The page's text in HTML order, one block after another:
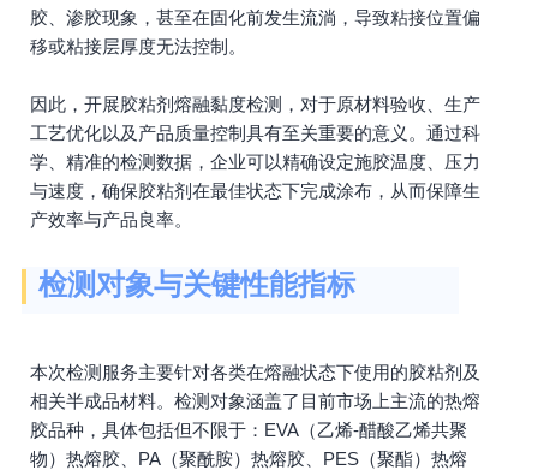
胶、渗胶现象，甚至在固化前发生流淌，导致粘接位置偏
移或粘接层厚度无法控制。
因此，开展胶粘剂熔融黏度检测，对于原材料验收、生产
工艺优化以及产品质量控制具有至关重要的意义。通过科
学、精准的检测数据，企业可以精确设定施胶温度、压力
与速度，确保胶粘剂在最佳状态下完成涂布，从而保障生
产效率与产品良率。
检测对象与关键性能指标
本次检测服务主要针对各类在熔融状态下使用的胶粘剂及
相关半成品材料。检测对象涵盖了目前市场上主流的热熔
胶品种，具体包括但不限于：EVA（乙烯-醋酸乙烯共聚
物）热熔胶、PA（聚酰胺）热熔胶、PES（聚酯）热熔